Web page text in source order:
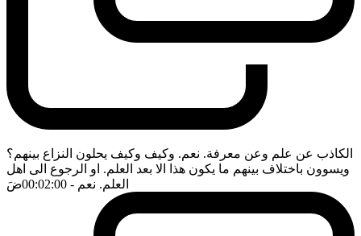
الكاذب عن علم وعن معرفة. نعم. وكيف وكيف يحلون النزاع بينهم؟
ويسوون باختلاف بينهم ما يكون هذا الا بعد العلم. او الرجوع الى اهل
العلم. نعم - 00:02:00 ضَ